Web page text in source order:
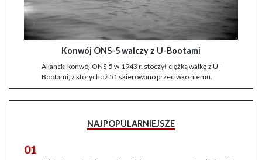
Konwój ONS-5 walczy z U-Bootami
Aliancki konwój ONS-5 w 1943 r. stoczył ciężką walkę z U-
Bootami, z których aż 51 skierowano przeciwko niemu.
NAJPOPULARNIEJSZE
01